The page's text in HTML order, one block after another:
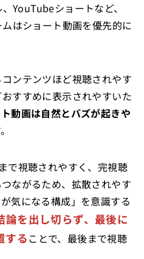
YouTubeショートなど、
はショート動画を優先的に
ンテンツほど視聴されやす
すすめに表示されやすいた
動画は自然とバズが起きや
で視聴されやすく、完視聴
ながるため、拡散されやす
気になる構成」を意識する
論を出し切らず、最後に
することで、最後まで視聴